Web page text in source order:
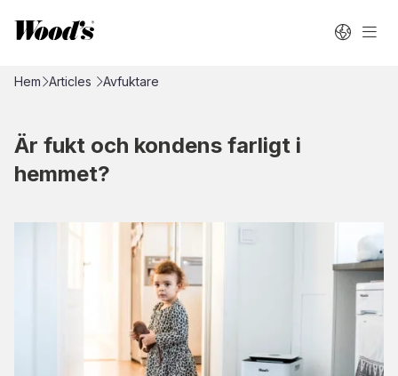
Hem Articles Avfuktare
Är fukt och kondens farligt i
hemmet?